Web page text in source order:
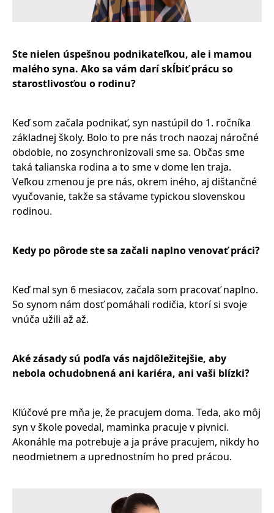
Ste nielen úspešnou podnikateľkou, ale i mamou
malého syna. Ako sa vám darí skĺbiť prácu so
starostlivosťou o rodinu?
Keď som začala podnikať, syn nastúpil do 1. ročníka
základnej školy. Bolo to pre nás troch naozaj náročné
obdobie, no zosynchronizovali sme sa. Občas sme
taká talianska rodina a to sme v dome len traja.
Veľkou zmenou je pre nás, okrem iného, aj dištančné
vyučovanie, takže sa stávame typickou slovenskou
rodinou.
Kedy po pôrode ste sa začali naplno venovať práci?
Keď mal syn 6 mesiacov, začala som pracovať naplno.
So synom nám dosť pomáhali rodičia, ktorí si svoje
vnúča užili až až.
Aké zásady sú podľa vás najdôležitejšie, aby
nebola ochudobnená ani kariéra, ani vaši blízki?
Kľúčové pre mňa je, že pracujem doma. Teda, ako môj
syn v škole povedal, maminka pracuje v pivnici.
Akonáhle ma potrebuje a ja práve pracujem, nikdy ho
neodmietnem a uprednostním ho pred prácou.